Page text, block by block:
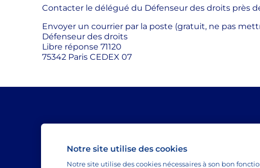
Contacter le délégué du Défenseur des droits près
Envoyer un courrier par la poste (gratuit, ne pas
Défenseur des droits
Libre réponse 71120
75342 Paris CEDEX 07
Depuis plus de 50 ans, Lactel accompagne les
familles au petit-déjeuner.
Notre site utilise des cookies
Notre site utilise des cookies nécessaires à son bon